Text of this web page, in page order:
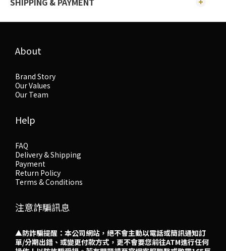
About
Brand Story
Our Values
Our Team
Help
FAQ
Delivery & Shipping
Payment
Return Policy
Terms & Conditions
注意詐騙訊息
▲防詐騙提醒：本公司網站，絕不會主動以電話或簡訊通知訂
單/分期出錯、或變更付款方式，更不會要您前往ATM進行任何